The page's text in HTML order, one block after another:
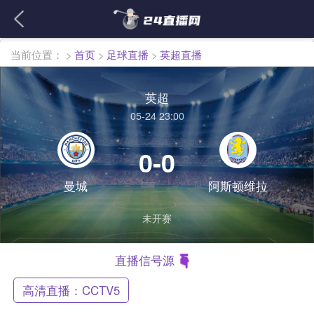
繁體
当前位置： > 首页 > 足球直播 > 英超直播
英超
05-24 23:00
曼城
0-0
阿斯顿维拉
未开赛
直播信号源
高清直播：CCTV5